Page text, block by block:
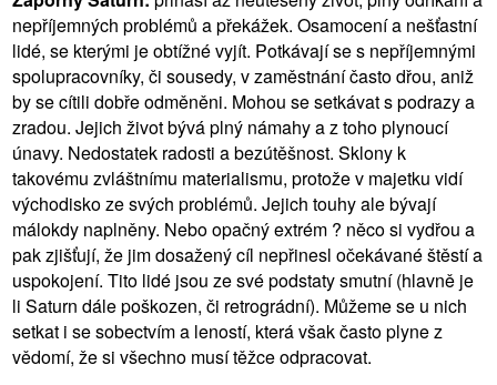
nepříjemných problémů a překážek. Osamocení a nešťastní
lidé, se kterými je obtížné vyjít. Potkávají se s nepříjemnými
spolupracovníky, či sousedy, v zaměstnání často dřou, aniž
by se cítili dobře odměněni. Mohou se setkávat s podrazy a
zradou. Jejich život bývá plný námahy a z toho plynoucí
únavy. Nedostatek radosti a bezútěšnost. Sklony k
takovému zvláštnímu materialismu, protože v majetku vidí
východisko ze svých problémů. Jejich touhy ale bývají
málokdy naplněny. Nebo opačný extrém ? něco si vydřou a
pak zjišťují, že jim dosažený cíl nepřinesl očekávané štěstí a
uspokojení. Tito lidé jsou ze své podstaty smutní (hlavně je
li Saturn dále poškozen, či retrográdní). Můžeme se u nich
setkat i se sobectvím a leností, která však často plyne z
vědomí, že si všechno musí těžce odpracovat.